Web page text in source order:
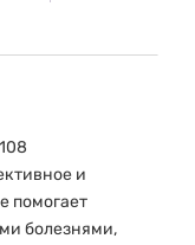
и
помогает
болезнями,